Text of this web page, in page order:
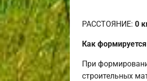
РАССТОЯНИЕ: 0
Как
При
строительных